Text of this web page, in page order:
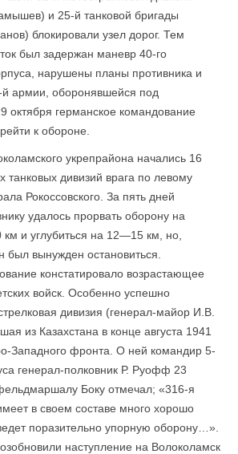
и 25-й танковой бригады
блокировали узел дорог. Тем
был задержан маневр 40-го
нарушены планы противника и
армии, оборонявшейся под
октября германское командование
к обороне.
укрепрайона начались 16
танковых дивизий врага по левому
Рокоссовского. За пять дней
удалось прорвать оборону на
и углубиться на 12—15 км, но,
был вынужден остановиться.
констатировало возрастающее
войск. Особенно успешно
дивизия (генерал-майор И.В.
из Казахстана в конце августа 1941
Западного фронта. О ней командир 5-
генерал-полковник Р. Руофф 23
Боку отмечал; «316-я
в своем составе много хорошо
поразительно упорную оборону…».
наступление на Волоколамск